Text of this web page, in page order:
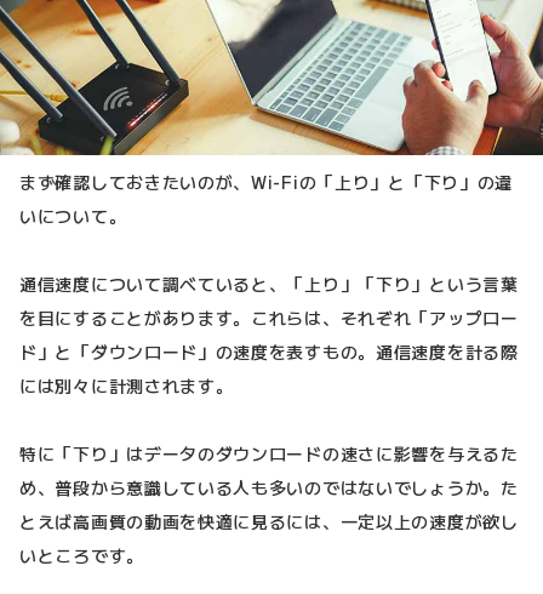
まず確認しておきたいのが、Wi-Fiの「上り」と「下り」の違
いについて。
通信速度について調べていると、「上り」「下り」という言葉
を目にすることがあります。これらは、それぞれ「アップロー
ド」と「ダウンロード」の速度を表すもの。通信速度を計る際
には別々に計測されます。
特に「下り」はデータのダウンロードの速さに影響を与えるた
め、普段から意識している人も多いのではないでしょうか。た
とえば高画質の動画を快適に見るには、一定以上の速度が欲し
いところです。